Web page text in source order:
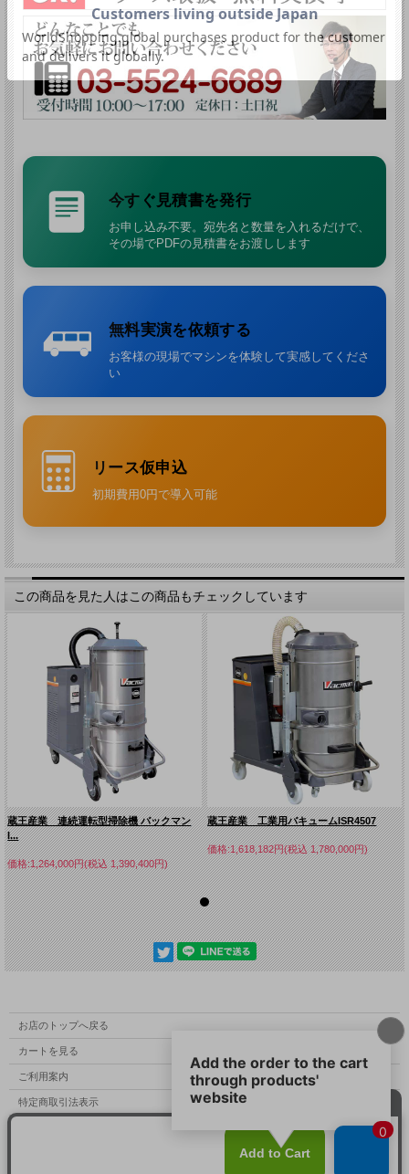
連続運転仕様の高耐久リングブロア
連続運転仕様の高耐久リングブロアを搭載。工場の生産ラインなど、連続的
な回収が求められる現場に適した乾湿両用バキュームです。
大面積1.24m²星形フィルター＋独自のチリ落とし機構
し機構により、フィルターの目詰まりを抑え、吸引力低下を軽減します。
側面吸込口とコーン構造で目詰まりを軽減
吸込口をタンク側面に配置し、タンク内で サイクロン効果
す。さらに回収タンクとフィルターの間のコーンにより、フィルターへの回
収物付着を抑制します。
スマートフレーム機構でメンテナンスしやすい
により、フィルターへのアクセスが簡単。定期的なフ
ィルターメンテナンスも行いやすく、日常運用しやすい構造です。
縦型省スペース設計
縦型の省スペース設計
スペースに制約のある現場にも導入しやすいモデルです。
タンクウインドー付きで回収量を確認しやすい
状況を把握しながら運用しやすくなっています。
ITR3204で十分か、ISR2706LやISR4507のほうが合うか迷ったらご相談く
本シリーズは標準付属品を最小構成にすることで、
現場に最適な構成を選
定できるようにしています。
回収物の性質・量・搬送距離・電源条件などをお伺いし、最適な仕様をご
提案いたします。
必要に応じて、専門担当が現場確認のうえご提案することも可能ですの
で、お気軽にご相談ください。
主な仕様 バックマン ITR3204
最大真空圧
最大風量
モーター数
出力
11.5A（50Hz） / 9.5A（60Hz）
今すぐ見積書を発行
お申し込み不要。宛先名と数量を入れるだけで、
その場でPDFの見積書をお渡しします
無料実演を依頼する
お客様の現場でマシンを体験して実感してくださ
い
リース仮申込
初期費用0円で導入可能
この商品を見た人はこの商品もチェックしています
蔵王産業 連続運転型掃除機 バックマン
I...
価格:1,264,000円(税込 1,390,400円)
蔵王産業 工業用バキュームISR4507
価格:1,618,182円(税込 1,780,000円)
お店のトップへ戻る
カートを見る
ご利用案内
特定商取引法表示